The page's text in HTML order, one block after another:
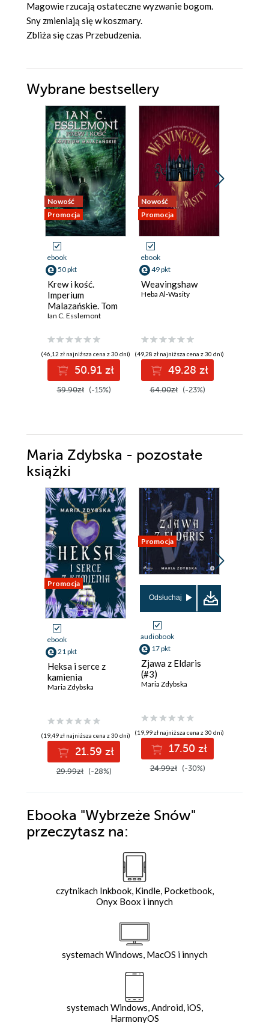
Magowie rzucają ostateczne wyzwanie bogom.
Sny zmieniają się w koszmary.
Zbliża się czas Przebudzenia.
Wybrane bestsellery
Nowość
Promocja
ebook
50 pkt
Krew i kość.
Imperium
Malazańskie. Tom
5
Ian C. Esslemont
(46,12 zł najniższa cena z 30 dni)
50.91 zł
59.90zł (-15%)
Nowość
Promocja
ebook
49 pkt
Weavingshaw
Heba Al-Wasity
(49,28 zł najniższa cena z 30 dni)
49.28 zł
64.00zł (-23%)
Maria Zdybska - pozostałe
książki
Promocja
ebook
21 pkt
Heksa i serce z
kamienia
Maria Zdybska
(19,49 zł najniższa cena z 30 dni)
21.59 zł
29.99zł (-28%)
Promocja
Odsłuchaj
audiobook
17 pkt
Zjawa z Eldaris
(#3)
Maria Zdybska
(19,99 zł najniższa cena z 30 dni)
17.50 zł
24.99zł (-30%)
Ebooka "Wybrzeże Snów"
przeczytasz na:
czytnikach Inkbook, Kindle, Pocketbook,
Onyx Boox i innych
systemach Windows, MacOS i innych
systemach Windows, Android, iOS,
HarmonyOS